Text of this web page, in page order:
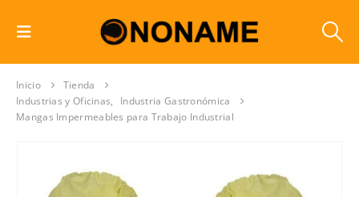
Inicio
Tienda
Industrias y Oficinas,
Industria Gastronómica
Mangas Impermeables para Trabajo Industrial